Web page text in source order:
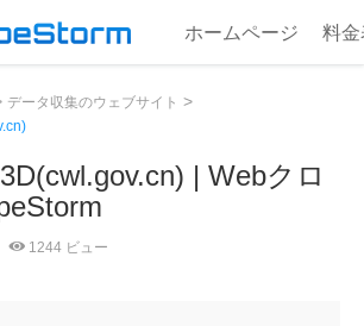
ホームページ 料金
データ収集のウェブサイト >
| Webクロ
1244 ビュー